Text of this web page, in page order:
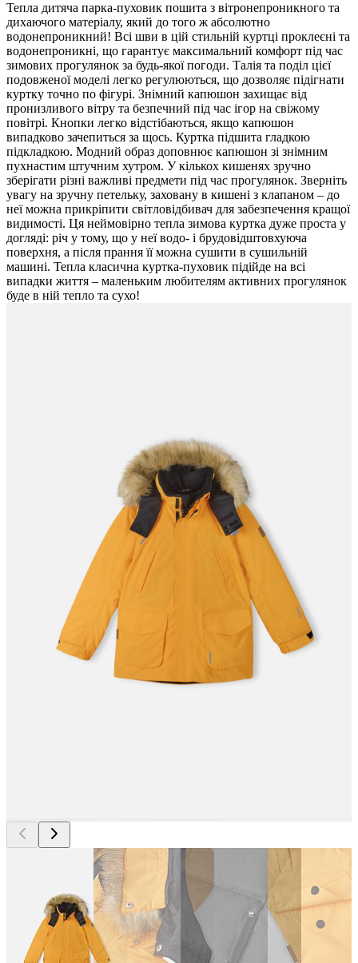
Тепла дитяча парка-пуховик пошита з вітронепроникного та
дихаючого матеріалу, який до того ж абсолютно
водонепроникний! Всі шви в цій стильній куртці проклеєні та
водонепроникні, що гарантує максимальний комфорт під час
зимових прогулянок за будь-якої погоди. Талія та поділ цієї
подовженої моделі легко регулюються, що дозволяє підігнати
куртку точно по фігурі. Знімний капюшон захищає від
пронизливого вітру та безпечний під час ігор на свіжому
повітрі. Кнопки легко відстібаються, якщо капюшон
випадково зачепиться за щось. Куртка підшита гладкою
підкладкою. Модний образ доповнює капюшон зі знімним
пухнастим штучним хутром. У кількох кишенях зручно
зберігати різні важливі предмети під час прогулянок. Зверніть
увагу на зручну петельку, заховану в кишені з клапаном – до
неї можна прикріпити світловідбивач для забезпечення кращої
видимості. Ця неймовірно тепла зимова куртка дуже проста у
догляді: річ у тому, що у неї водо- і брудовідштовхуюча
поверхня, а після прання її можна сушити в сушильній
машині. Тепла класична куртка-пуховик підійде на всі
випадки життя – маленьким любителям активних прогулянок
буде в ній тепло та сухо!